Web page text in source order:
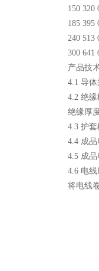
150 320
185 395
240 513
300 641
产品技
4.1 导
4.2 绝
绝缘厚
4.3 护
4.4 成
4.5 成
4.6 电
将电线